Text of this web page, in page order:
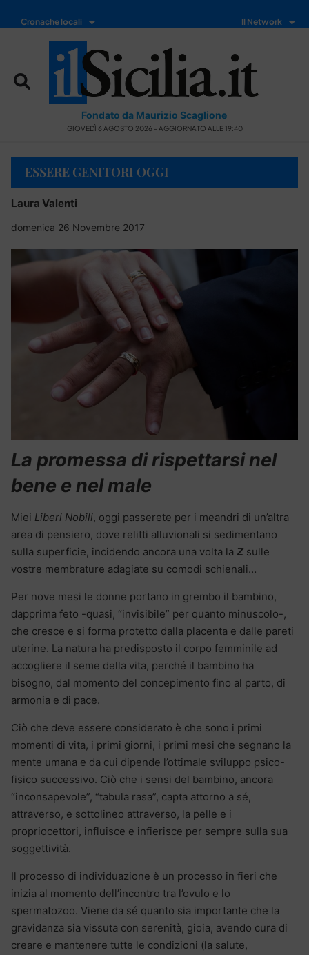
Cronache locali Il Network
Fondato da Maurizio Scaglione
GIOVEDÌ 6 AGOSTO 2026 - AGGIORNATO ALLE 19:40
ESSERE GENITORI OGGI
Laura Valenti
domenica 26 Novembre 2017
La promessa di rispettarsi nel
bene e nel male
Miei Liberi Nobili, oggi passerete per i meandri di un’altra
area di pensiero, dove relitti alluvionali si sedimentano
sulla superficie, incidendo ancora una volta la Z sulle
vostre membrature adagiate su comodi schienali…
Per nove mesi le donne portano in grembo il bambino,
dapprima feto -quasi, “invisibile” per quanto minuscolo-,
che cresce e si forma protetto dalla placenta e dalle pareti
uterine. La natura ha predisposto il corpo femminile ad
accogliere il seme della vita, perché il bambino ha
bisogno, dal momento del concepimento fino al parto, di
armonia e di pace.
Ciò che deve essere considerato è che sono i primi
momenti di vita, i primi giorni, i primi mesi che segnano la
mente umana e da cui dipende l’ottimale sviluppo psico-
fisico successivo. Ciò che i sensi del bambino, ancora
“inconsapevole”, “tabula rasa”, capta attorno a sé,
attraverso, e sottolineo attraverso, la pelle e i
propriocettori, influisce e infierisce per sempre sulla sua
soggettività.
Il processo di individuazione è un processo in fieri che
inizia al momento dell’incontro tra l’ovulo e lo
spermatozoo. Viene da sé quanto sia importante che la
gravidanza sia vissuta con serenità, gioia, avendo cura di
creare e mantenere tutte le condizioni (la salute,